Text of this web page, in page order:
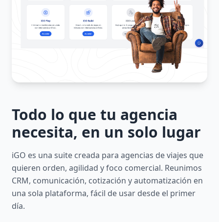
Todo lo que tu agencia
necesita, en un solo lugar
iGO es una suite creada para agencias de viajes que
quieren orden, agilidad y foco comercial. Reunimos
CRM, comunicación, cotización y automatización en
una sola plataforma, fácil de usar desde el primer
día.